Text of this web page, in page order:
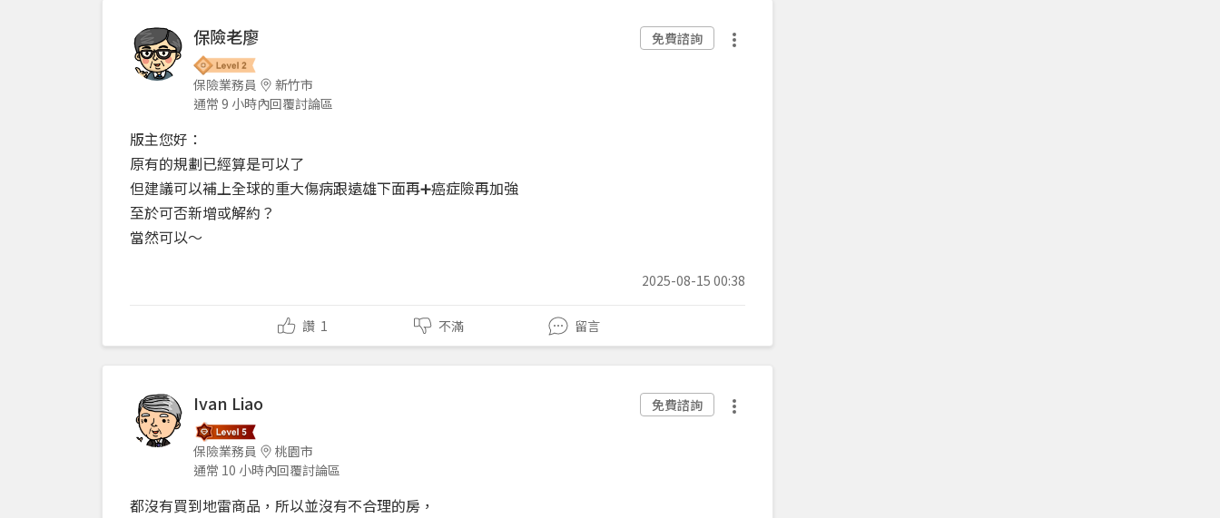
保險老廖
保險業務員
新竹市
通常 9 小時內回覆討論區
免費諮詢
版主您好：
原有的規劃已經算是可以了
但建議可以補上全球的重大傷病跟遠雄下面再➕癌症險再加強
至於可否新增或解約？
當然可以～
2025-08-15 00:38
讚 1 不滿 留言
Ivan Liao
保險業務員
桃園市
通常 10 小時內回覆討論區
免費諮詢
都沒有買到地雷商品，所以並沒有不合理的房，